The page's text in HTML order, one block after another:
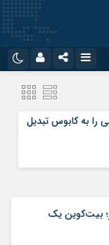
را به کابوس تبدیل
بیت‌کوین یک